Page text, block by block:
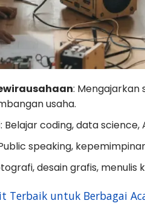
:
usaha.
: Belajar coding, data science,
speaking,
desain grafis,
Terbaik untuk Berbagai